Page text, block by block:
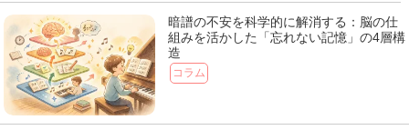
暗譜の不安を科学的に解消する：脳の仕
組みを活かした「忘れない記憶」の4層構
造
コラム